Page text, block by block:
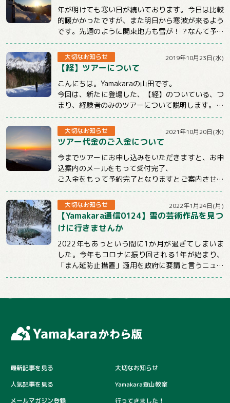
年が明けても寒い日が続いております。今日は比較
的暖かかったですが、また明日から寒波が来るよう
です。先週のように関東地方も雪が！？なんて予報
もチラホラでています。山に行くときもそうでな...
大切なお知らせ 2019年10月23日(水)
【経】ツアーについて
こんにちは。Yamakaraの山田です。
今回は、新たに登場した、【経】のついている、つ
まり、経験者のみのツアーについて説明します。
まず、この【経】のついているツアーは雪山のみ...
大切なお知らせ 2021年10月20日(水)
ツアー代金のご入金について
今までツアーにお申し込みをいただきますと、お申
込案内のメールをもって受付完了、
ご入金をもって予約完了となりますとご案内させて
いただいておりました。
しかしお申込後、そのままご連...
大切なお知らせ 2022年1月24日(月)
【Yamakara通信0124】雪の芸術作品を見つ
けに行きませんか
2022年もあっという間に1か月が過ぎてしまいま
した。今年もコロナに振り回される1年が始まり、
「まん延防止措置」適用を政府に要請と言うニュー
スばかり目にする日々が続いていますが、コロ...
最新記事を見る
人気記事を見る
メールマガジン登録
大切なお知らせ
Yamakara登山教室
行ってきました！